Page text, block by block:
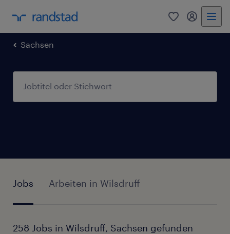
0 Mein
Sachsen
Jobs Arbeiten in Wilsdruff
258 Jobs in Wilsdruff, Sachsen gefunden